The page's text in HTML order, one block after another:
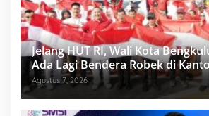
Jelang HUT RI, Wali Kota
Ada Lagi Bendera Robek di
Agustus 7, 2026